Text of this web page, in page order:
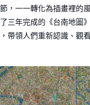
，一一轉化為插畫裡的
三年完成的《台南地圖
帶領人們重新認識、觀